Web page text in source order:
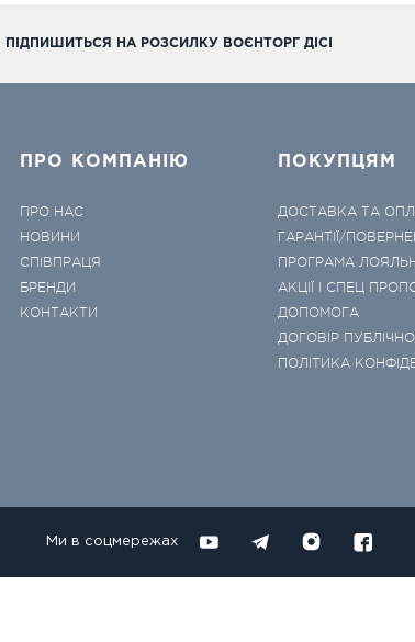
ПІДПИШИТЬСЯ НА РОЗСИЛКУ ВОЄНТОРГ ДІСІ
ПРО КОМПАНІЮ
ПРО НАС
НОВИНИ
СПІВПРАЦЯ
БРЕНДИ
КОНТАКТИ
ПОКУПЦЯМ
ДОСТАВКА ТА
ГАРАНТІЇ/
ПРОГРАМА
АКЦІЇ І СПЕЦ
ДОПОМОГА
ДОГОВІР
ПОЛІТИКА
Ми в соцмережах